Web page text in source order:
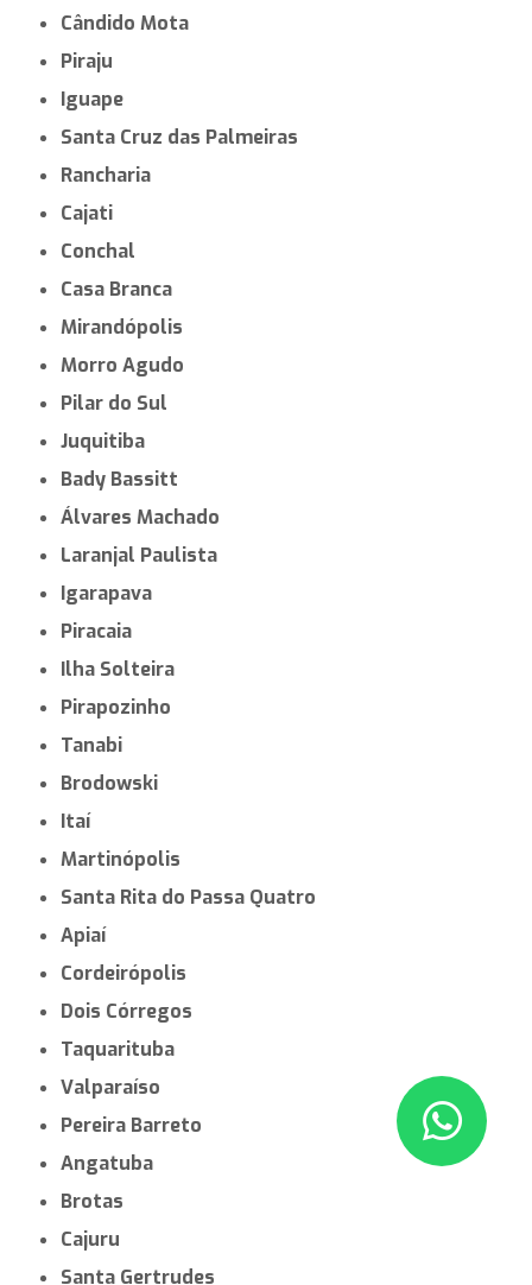
Cândido Mota
Piraju
Iguape
Santa Cruz das Palmeiras
Rancharia
Cajati
Conchal
Casa Branca
Mirandópolis
Morro Agudo
Pilar do Sul
Juquitiba
Bady Bassitt
Álvares Machado
Laranjal Paulista
Igarapava
Piracaia
Ilha Solteira
Pirapozinho
Tanabi
Brodowski
Itaí
Martinópolis
Santa Rita do Passa Quatro
Apiaí
Cordeirópolis
Dois Córregos
Taquarituba
Valparaíso
Pereira Barreto
Angatuba
Brotas
Cajuru
Santa Gertrudes